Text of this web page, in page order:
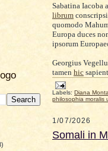
Sabatina Iacoba
librum
quomodo
Europa duces
ipsorum
Georgius
tamen hic
Labels: Diana
philosophia moralis
1/07/2026
Somali in